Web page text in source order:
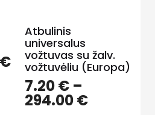
€Price
range:
0.60 €
through
Atbulinis
universalus
vožtuvas su žalv.
vožtuvėliu (Europa)
7.20€ –
294.00€Price